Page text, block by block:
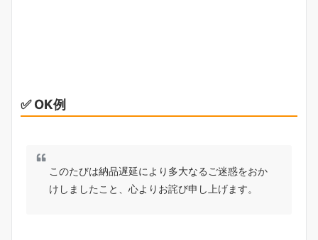
✅ OK例
このたびは納品遅延により多大なるご迷惑をおか
けしましたこと、心よりお詫び申し上げます。